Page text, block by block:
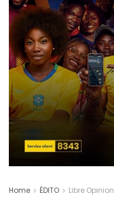
Home ÉDITO Libre Opinion